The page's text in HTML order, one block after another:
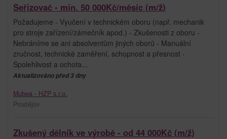
Seřizovač - min. 50 000Kč/měsíc (m/ž)
Požadujeme - Vyučení v technickém oboru (např. mechanik
pro stroje zařízení/zámečník apod.) - Zkušenosti z oboru -
Nebráníme se ani absolventům jiných oborů - Manuální
zručnost, technické zaměření, schopnost a přesnost -
Spolehlivost a ochota...
Aktualizováno před 3 dny
Mubea - HZP s.r.o.
Prostějov
Zkušený dělník ve výrobě - od 44 000Kč (m/ž)